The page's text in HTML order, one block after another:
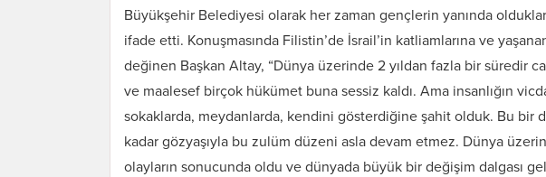
Büyükşehir Belediyesi olarak her zaman gençlerin yanında
ifade etti. Konuşmasında Filistin’de İsrail’in katliamlarına ve
değinen Başkan Altay, “Dünya üzerinde 2 yıldan fazla bir süredir
ve maalesef birçok hükümet buna sessiz kaldı. Ama insanlığın
sokaklarda, meydanlarda, kendini gösterdiğine şahit olduk. Bu bir
kadar gözyaşıyla bu zulüm düzeni asla devam etmez. Dünya
olayların sonucunda oldu ve dünyada büyük bir değişim dalgası